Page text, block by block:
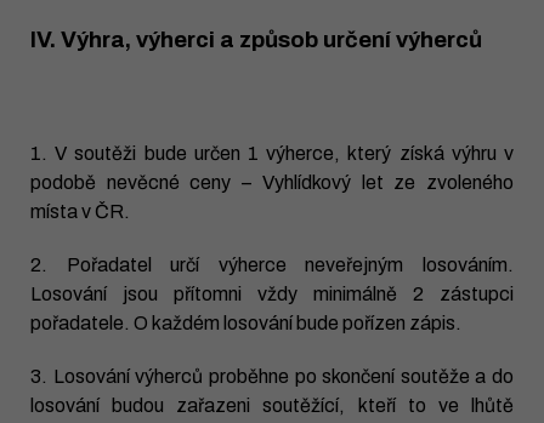
IV. Výhra, výherci a způsob určení výherců
1. V soutěži bude určen 1 výherce, který získá výhru v
podobě nevěcné ceny – Vyhlídkový let ze zvoleného
místa v ČR.
2. Pořadatel určí výherce neveřejným losováním.
Losování jsou přítomni vždy minimálně 2 zástupci
pořadatele. O každém losování bude pořízen zápis.
3. Losování výherců proběhne po skončení soutěže a do
losování budou zařazeni soutěžící, kteří to ve lhůtě